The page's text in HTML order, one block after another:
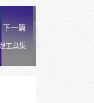
下一篇
工具集